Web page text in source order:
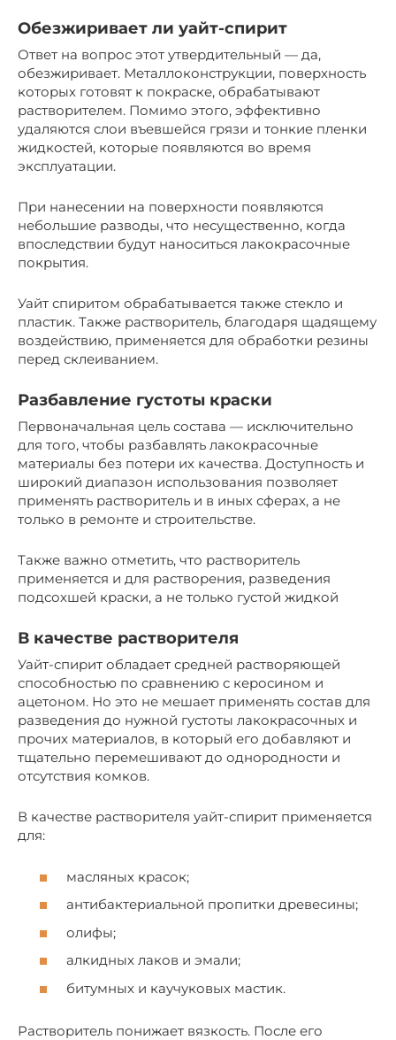
Обезжиривает ли уайт-спирит
Ответ на вопрос этот утвердительный — да,
обезжиривает. Металлоконструкции, поверхность
которых готовят к покраске, обрабатывают
растворителем. Помимо этого, эффективно
удаляются слои въевшейся грязи и тонкие пленки
жидкостей, которые появляются во время
эксплуатации.
При нанесении на поверхности появляются
небольшие разводы, что несущественно, когда
впоследствии будут наноситься лакокрасочные
покрытия.
Уайт спиритом обрабатывается также стекло и
пластик. Также растворитель, благодаря щадящему
воздействию, применяется для обработки резины
перед склеиванием.
Разбавление густоты краски
Первоначальная цель состава — исключительно
для того, чтобы разбавлять лакокрасочные
материалы без потери их качества. Доступность и
широкий диапазон использования позволяет
применять растворитель и в иных сферах, а не
только в ремонте и строительстве.
Также важно отметить, что растворитель
применяется и для растворения, разведения
подсохшей краски, а не только густой жидкой
В качестве растворителя
Уайт-спирит обладает средней растворяющей
способностью по сравнению с керосином и
ацетоном. Но это не мешает применять состав для
разведения до нужной густоты лакокрасочных и
прочих материалов, в который его добавляют и
тщательно перемешивают до однородности и
отсутствия комков.
В качестве растворителя уайт-спирит применяется
для:
масляных красок;
антибактериальной пропитки древесины;
олифы;
алкидных лаков и эмали;
битумных и каучуковых мастик.
Растворитель понижает вязкость. После его